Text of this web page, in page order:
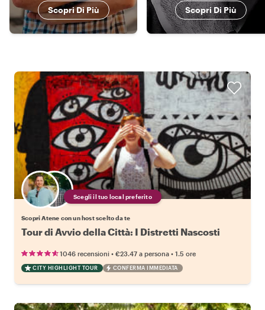
Scopri Di Più Scopri Di Più
Scegli il tuo local preferito
Scopri Atene con un host scelto da te
Tour di Avvio della Città: I Distretti Nascosti
1046 recensioni • €23.47 a persona • 1.5 ore
CITY HIGHLIGHT TOUR CONFERMA IMMEDIATA